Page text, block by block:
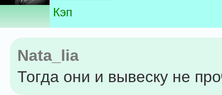
Кэп
Nata_lia
Тогда они и вывеску не